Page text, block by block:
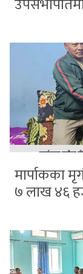
मार्पाकका
७ लाख ४६